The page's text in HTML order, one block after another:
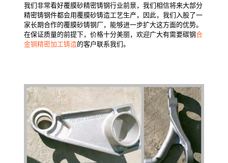
我们非常看好覆膜砂精密铸钢行业前景，我们相信将来大部分
精密铸钢件都会用覆膜砂铸造工艺生产，因此，我们入股了一
家长期合作的覆膜砂铸钢厂，能够进一步扩大这方面的优势。
在保证质量的前提下，价格十分美丽，欢迎广大有需要碳钢合
金钢精密加工铸造的客户联系我们。